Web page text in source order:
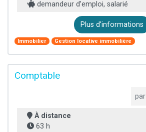
demandeur d’emploi, salarié
Plus d'informations
Immobilier Gestion locative immobilière
Comptable
par
À distance
63 h